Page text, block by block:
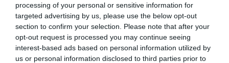
processing of your personal or sensitive information for
targeted advertising by us, please use the below opt-out
section to confirm your selection. Please note that after your
opt-out request is processed you may continue seeing
interest-based ads based on personal information utilized by
us or personal information disclosed to third parties prior to